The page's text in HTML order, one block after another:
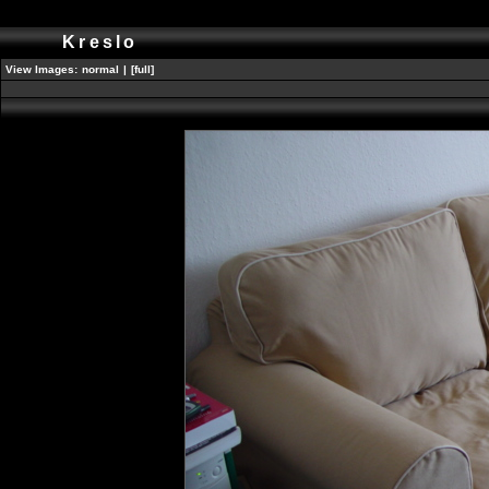
Kreslo
View Images: normal | [full]